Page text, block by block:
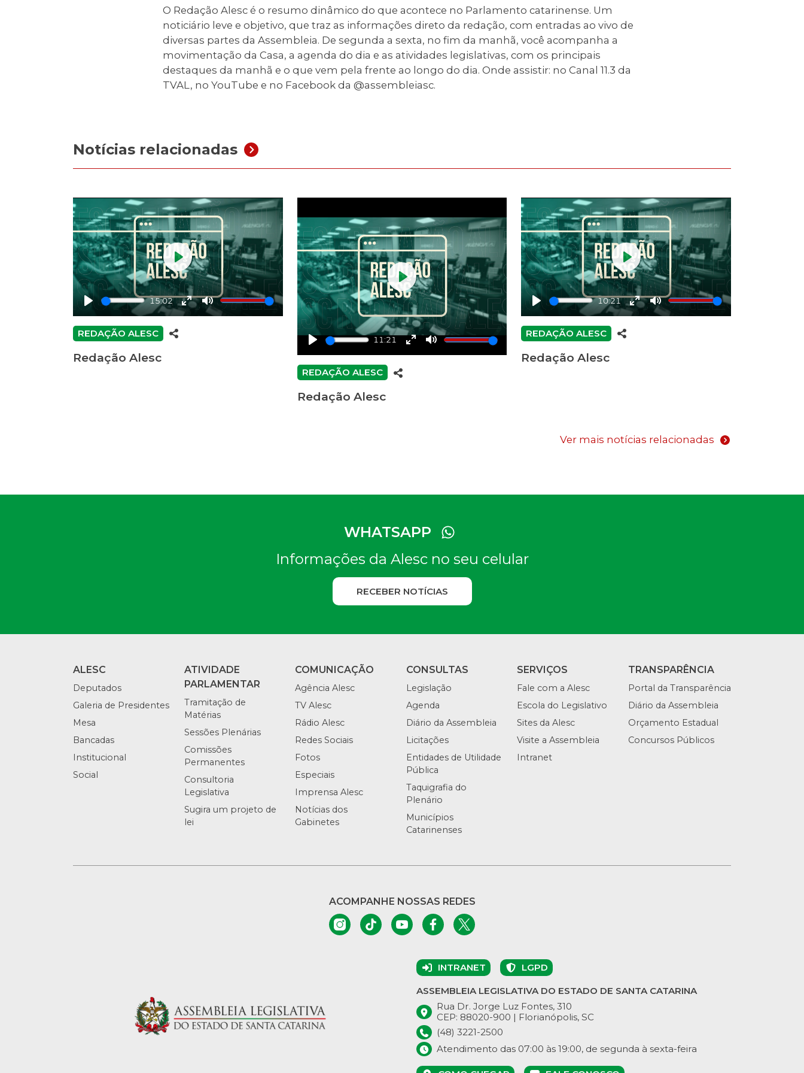
O Redação Alesc é o resumo dinâmico do que acontece no Parlamento catarinense. Um
noticiário leve e objetivo, que traz as informações direto da redação, com entradas ao vivo de
diversas partes da Assembleia. De segunda a sexta, no fim da manhã, você acompanha a
movimentação da Casa, a agenda do dia e as atividades legislativas, com os principais
destaques da manhã e o que vem pela frente ao longo do dia. Onde assistir: no Canal 11.3 da
TVAL, no YouTube e no Facebook da @assembleiasc.
Notícias relacionadas
Play
15:02
EnterMute
Play
REDAÇÃO ALESC
Redação Alesc Play
11:21
EnterMute
Play
REDAÇÃO ALESC
Redação Alesc
Play
10:21
EnterMute
Play
REDAÇÃO ALESC
Redação Alesc
Ver mais notícias relacionadas
WHATSAPP
Informações da Alesc no seu celular
RECEBER NOTÍCIAS
ALESC
Deputados
Galeria de Presidentes
Mesa
Bancadas
Institucional
Social
ATIVIDADE
PARLAMENTAR
Tramitação de
Matérias
Sessões Plenárias
Comissões
Permanentes
Consultoria
Legislativa
Sugira um projeto de
lei
COMUNICAÇÃO
Agência Alesc
TV Alesc
Rádio Alesc
Redes Sociais
Fotos
Especiais
Imprensa Alesc
Notícias dos
Gabinetes
CONSULTAS
Legislação
Agenda
Diário da Assembleia
Licitações
Entidades de Utilidade
Pública
Taquigrafia do
Plenário
Municípios
Catarinenses
SERVIÇOS
Fale com a Alesc
Escola do Legislativo
Sites da Alesc
Visite a Assembleia
Intranet
TRANSPARÊNCIA
Portal da Transparência
Diário da Assembleia
Orçamento Estadual
Concursos Públicos
ACOMPANHE NOSSAS REDES
INTRANET LGPD
ASSEMBLEIA LEGISLATIVA DO ESTADO DE SANTA CATARINA
Rua Dr. Jorge Luz Fontes, 310
CEP: 88020-900 | Florianópolis, SC
(48) 3221-2500
Atendimento das 07:00 às 19:00, de segunda à sexta-feira